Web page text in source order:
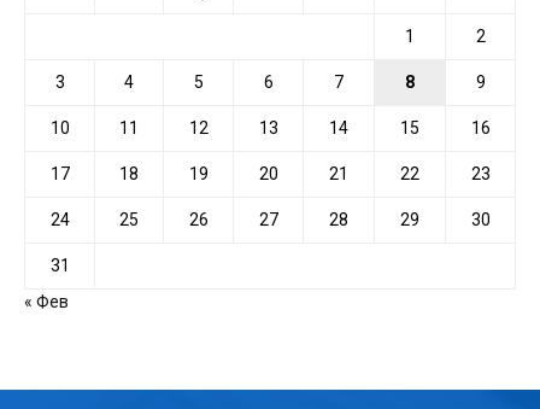
1 2
3 4 5 6 7 8 9
10 11 12 13 14 15 16
17 18 19 20 21 22 23
24 25 26 27 28 29 30
31
« Фев